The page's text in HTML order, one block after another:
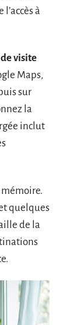
à
visite
Maps,
sur
la
inclut
quelques
de la